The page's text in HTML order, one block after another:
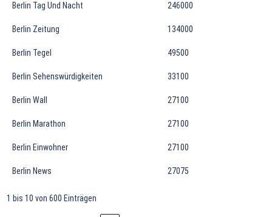
Berlin Tag Und Nacht 246000
Berlin Zeitung 134000
Berlin Tegel 49500
Berlin Sehenswürdigkeiten 33100
Berlin Wall 27100
Berlin Marathon 27100
Berlin Einwohner 27100
Berlin News 27075
1 bis 10 von 600 Einträgen